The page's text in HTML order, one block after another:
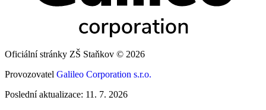
Oficiální stránky ZŠ Staňkov © 2026
Provozovatel Galileo Corporation s.r.o.
Poslední aktualizace: 11. 7. 2026